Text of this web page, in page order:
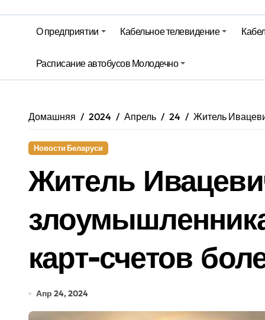
Молодечно. Новости время
Вкусовые предпочтения, буфеты,
О предприятии Кабельное телевидение
Расписание автобусов Молодечно
Домашняя 2024 Апрель 24 Житель
Новости Беларуси
Житель
карт-счетов
Апр 24, 2024